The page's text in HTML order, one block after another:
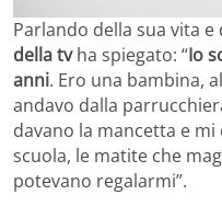
Parlando della sua vita
della tvha spiegato: “Io
anni. Ero una bambina,
andavo dalla
davano la mancetta e
scuola, le matite che
potevano regalarmi”.